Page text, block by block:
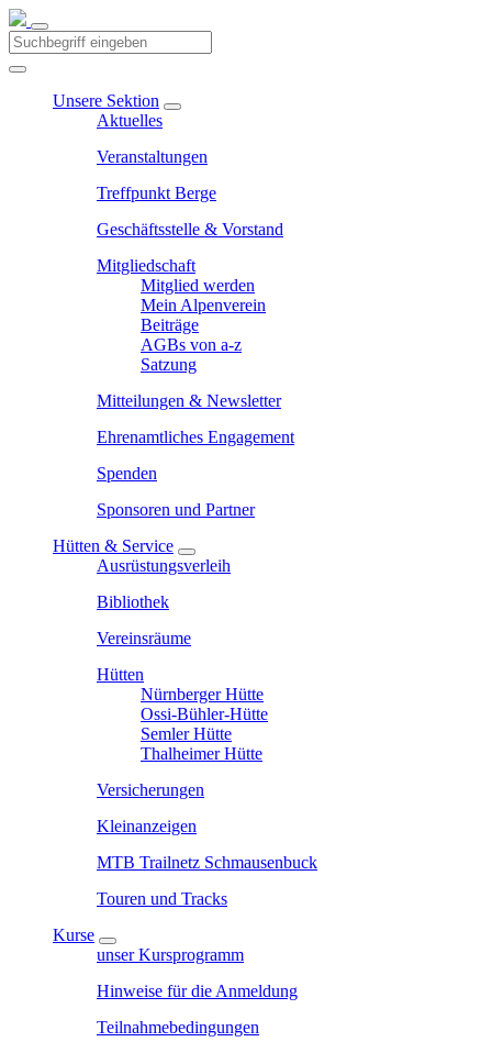
Unsere Sektion
Aktuelles
Veranstaltungen
Treffpunkt Berge
Geschäftsstelle & Vorstand
Mitgliedschaft
Mitglied werden
Mein Alpenverein
Beiträge
AGBs von a-z
Satzung
Mitteilungen & Newsletter
Ehrenamtliches Engagement
Spenden
Sponsoren und Partner
Hütten & Service
Ausrüstungsverleih
Bibliothek
Vereinsräume
Hütten
Nürnberger Hütte
Ossi-Bühler-Hütte
Semler Hütte
Thalheimer Hütte
Versicherungen
Kleinanzeigen
MTB Trailnetz Schmausenbuck
Touren und Tracks
Kurse
unser Kursprogramm
Hinweise für die Anmeldung
Teilnahmebedingungen